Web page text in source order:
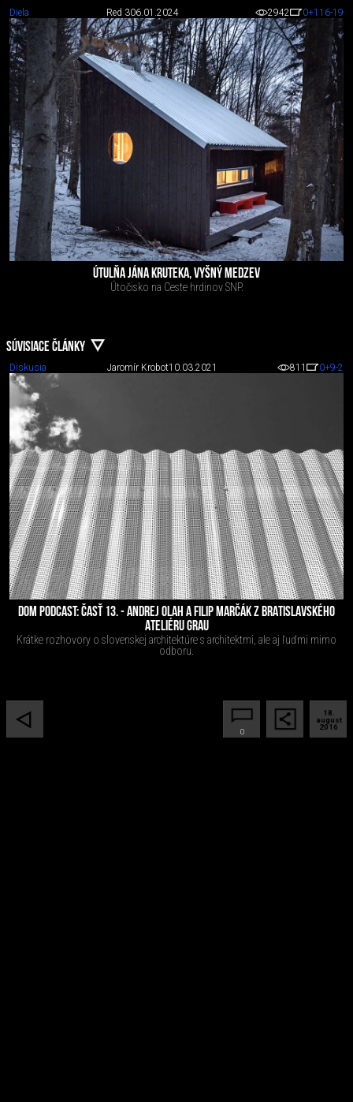
Diela Red 306.01.2024 2942 0+116-19
ÚTULŇA JÁNA KRUTEKA, VYŠNÝ MEDZEV
Útočisko na Ceste hrdinov SNP.
SÚVISIACE ČLÁNKY
Diskusia Jaromír Krobot10.03.2021 811 0+9-2
DOM PODCAST: ČASŤ 13. - ANDREJ OLAH A FILIP MARČÁK Z BRATISLAVSKÉHO
ATELIÉRU GRAU
Krátke rozhovory o slovenskej architektúre s architektmi, ale aj ľuďmi mimo
odboru.
18.
august
2016
0